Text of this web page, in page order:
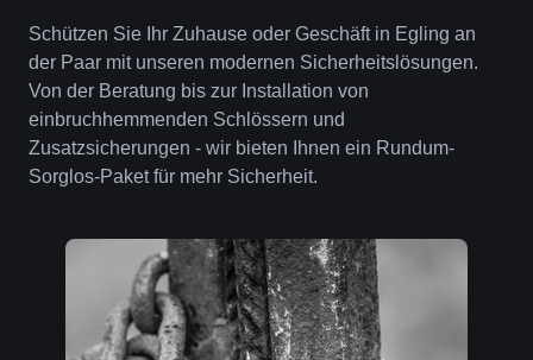
Schützen Sie Ihr Zuhause oder Geschäft in Egling an
der Paar mit unseren modernen Sicherheitslösungen.
Von der Beratung bis zur Installation von
einbruchhemmenden Schlössern und
Zusatzsicherungen - wir bieten Ihnen ein Rundum-
Sorglos-Paket für mehr Sicherheit.